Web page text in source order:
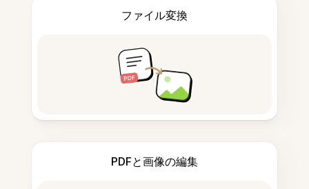
ファイル変換
PDFと画像の編集